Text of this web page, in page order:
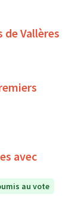
Vallères
avec
au vote